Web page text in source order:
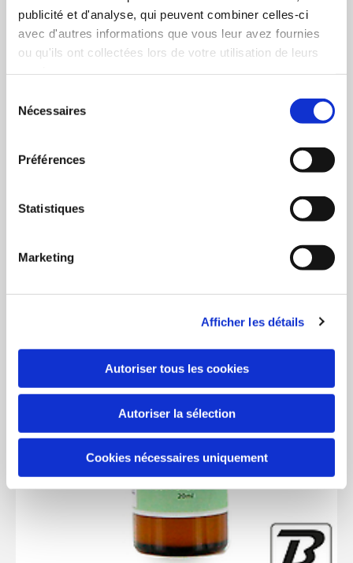
publicité et d'analyse, qui peuvent combiner celles-ci
avec d'autres informations que vous leur avez fournies
ou qu'ils ont collectées lors de votre utilisation de leurs
Nécessaires
Préférences
Statistiques
Marketing
Afficher les détails
Autoriser tous les cookies
Autoriser la sélection
Cookies nécessaires uniquement
Fiole Menthe 20 ml - BoomTone DJ